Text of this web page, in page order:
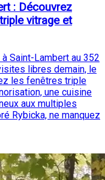
: Découvrez
vitrage et
Saint-Lambert au 352
libres demain, le
les fenêtres triple
une cuisine
aux multiples
Rybicka, ne manquez